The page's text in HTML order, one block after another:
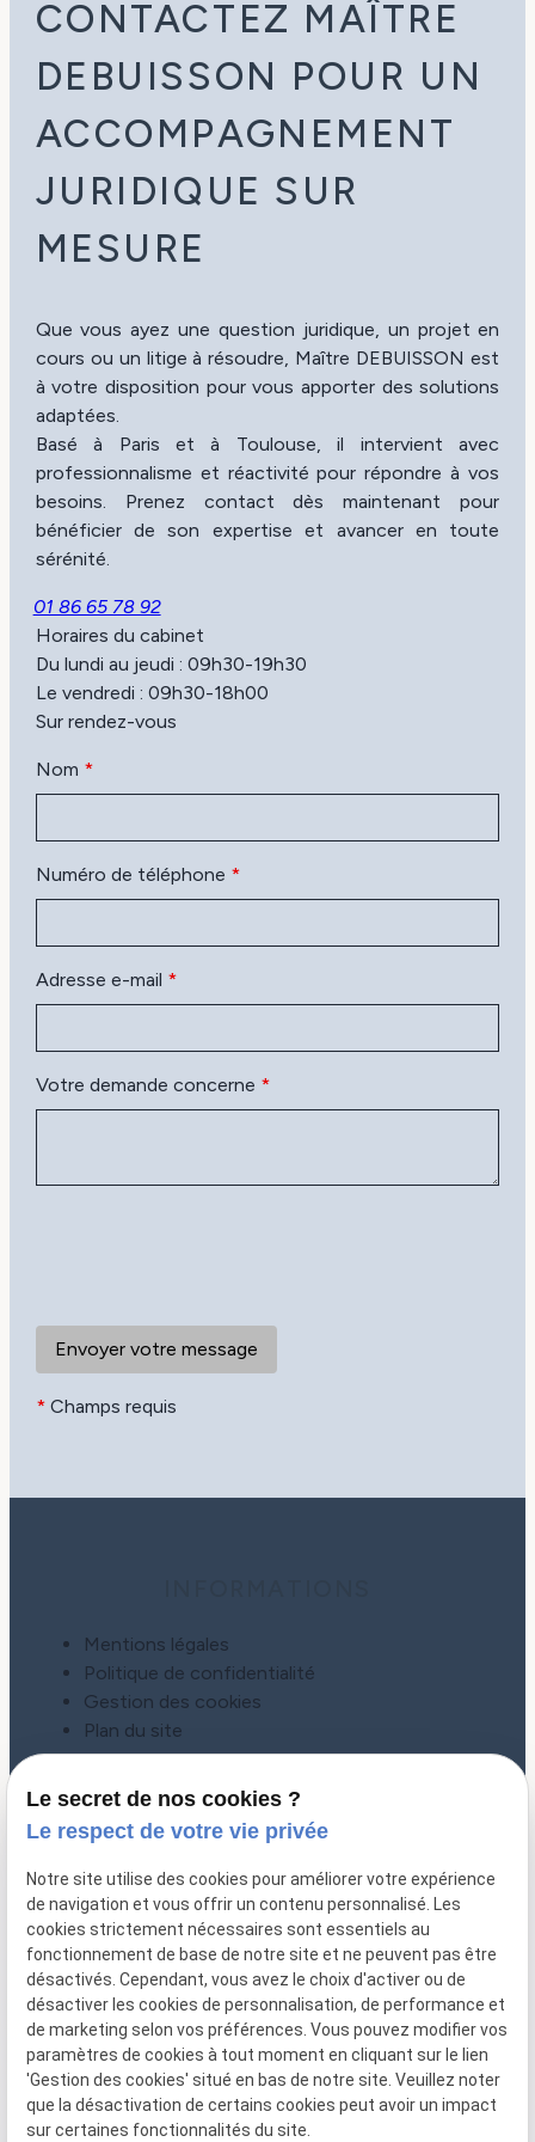
CONTACTEZ MAÎTRE
DEBUISSON POUR UN
ACCOMPAGNEMENT
JURIDIQUE SUR
MESURE
Que vous ayez une question juridique, un projet en
cours ou un litige à résoudre, Maître DEBUISSON est
à votre disposition pour vous apporter des solutions
adaptées.
Basé à Paris et à Toulouse, il intervient avec
professionnalisme et réactivité pour répondre à vos
besoins. Prenez contact dès maintenant pour
bénéficier de son expertise et avancer en toute
sérénité.
01 86 65 78 92
Horaires du cabinet
Du lundi au jeudi : 09h30-19h30
Le vendredi : 09h30-18h00
Sur rendez-vous
Nom *
Numéro de téléphone *
Adresse e-mail *
Votre demande concerne *
*Champs requis
Mentions légales
Politique de confidentialité
Gestion des cookies
Plan du site
CONTACT
01 86 65 78 92
Lundi - Jeudi : 09h30 - 19h30
Le secret de nos cookies ?
Le respect de votre vie privée
Notre site utilise des cookies pour améliorer votre expérience
de navigation et vous offrir un contenu personnalisé. Les
cookies strictement nécessaires sont essentiels au
fonctionnement de base de notre site et ne peuvent pas être
désactivés. Cependant, vous avez le choix d'activer ou de
désactiver les cookies de personnalisation, de performance et
de marketing selon vos préférences. Vous pouvez modifier vos
paramètres de cookies à tout moment en cliquant sur le lien
'Gestion des cookies' situé en bas de notre site. Veuillez noter
que la désactivation de certains cookies peut avoir un impact
sur certaines fonctionnalités du site.